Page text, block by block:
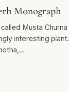
Monograph
Musta Churna
interesting plant.